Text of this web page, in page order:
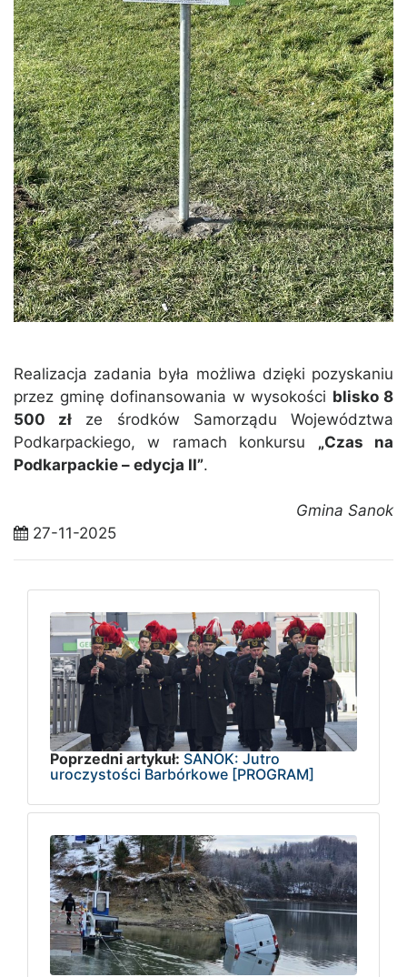
Realizacja zadania była możliwa dzięki pozyskaniu
przez gminę dofinansowania w wysokości blisko 8
500 zł ze środków Samorządu Województwa
Podkarpackiego, w ramach konkursu „Czas na
Podkarpackie – edycja II”.
Gmina Sanok
27-11-2025
Poprzedni artykuł: SANOK: Jutro
uroczystości Barbórkowe [PROGRAM]